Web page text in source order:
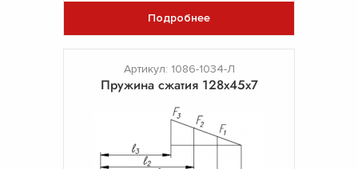
Подробнее
Артикул: 1086-1034-Л
Пружина сжатия 128х45х7